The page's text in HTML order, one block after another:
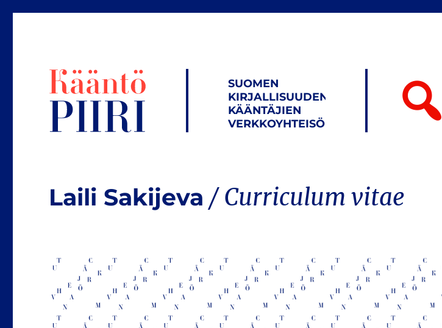
SUOMEN
KIRJALLISUUDEN
KÄÄNTÄJIEN
VERKKOYHTEISÖ
Laili Sakijeva